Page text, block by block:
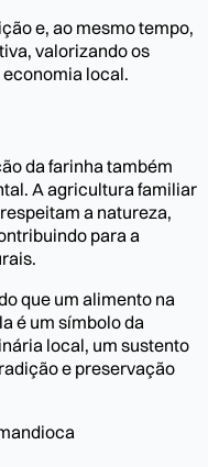
e, ao mesmo tempo,
valorizando os
local.
da farinha também
A agricultura familiar
a natureza,
para a
que um alimento na
é um símbolo da
local, um sustento
e preservação